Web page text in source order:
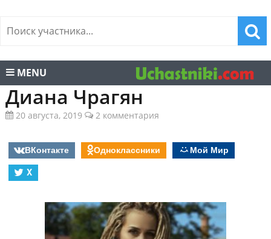
MENU
Диана Чрагян
20 августа, 2019 2 комментария
ВКонтакте Одноклассники
Мой Мир
X